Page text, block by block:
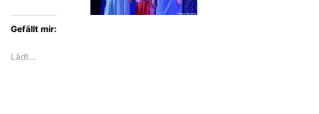
zwei
Gefällt mir:
Lädt…